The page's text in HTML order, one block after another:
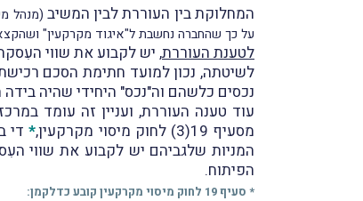
המחלוקת בין העוררת לבין המשיב (מנהל
על כך שהחברה נחשבת ל"איגוד מקרקעין"
לטענת העוררת, יש לקבוע את שווי
לשיטתה, נכון למועד חתימת הסכם
נכסים כלשהם וה"נכס" היחידי שהיה
עוד טענה העוררת, ועניין זה עומד
מסעיף 19(3) לחוק מיסוי מקרקעין,
*די
המניות שלגביהם יש לקבוע את שווי
הפיתוח.
* סעיף 19 לחוק מיסוי מקרקעין קובע כדלקמן: